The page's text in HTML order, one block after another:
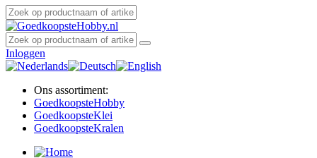
Inloggen
Ons assortiment:
GoedkoopsteHobby
GoedkoopsteKlei
GoedkoopsteKralen